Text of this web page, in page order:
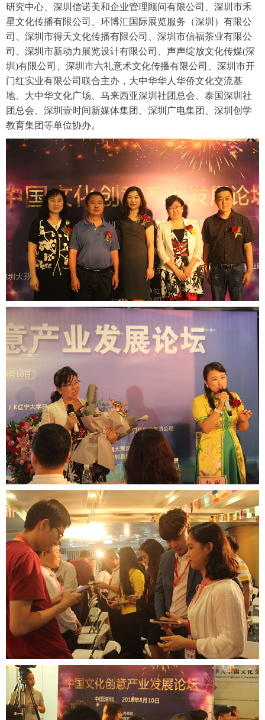
研究中心、深圳信诺美和企业管理顾问有限公司、深圳市禾
星文化传播有限公司、环博汇国际展览服务（深圳）有限公
司、深圳市得天文化传播有限公司、深圳市信福茶业有限公
司、深圳市新动力展览设计有限公司、声声绽放文化传媒(深
圳)有限公司、深圳市六礼意术文化传播有限公司、深圳市开
门红实业有限公司联合主办，大中华华人华侨文化交流基
地、大中华文化广场、 马来西亚深圳社团总会、泰国深圳社
团总会、 深圳壹时间新媒体集团、深圳广电集团、深圳创学
教育集团等单位协办。